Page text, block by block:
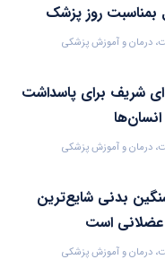
بمناسبت روز پزشک
درمان و آموزش پزشکی
شریف برای پاسداشت
درمان و آموزش پزشکی
بدنی شایع‌ترین
است
درمان و آموزش پزشکی